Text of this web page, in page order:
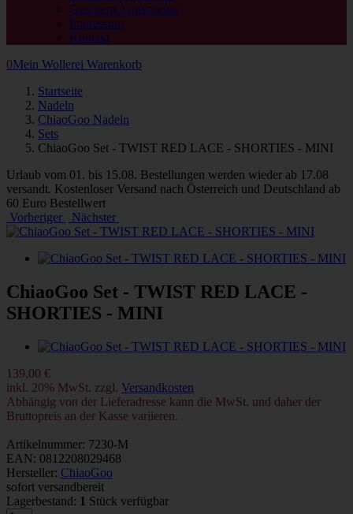
Geschenk Gutscheine
Impressum
Kontakt
0Mein Wollerei Warenkorb
Startseite
Nadeln
ChiaoGoo Nadeln
Sets
ChiaoGoo Set - TWIST RED LACE - SHORTIES - MINI
Urlaub vom 01. bis 15.08. Bestellungen werden wieder ab 17.08
versandt. Kostenloser Versand nach Österreich und Deutschland ab
60 Euro Bestellwert
Vorheriger
Nächster
ChiaoGoo Set - TWIST RED LACE -
SHORTIES - MINI
139,00 €
inkl. 20% MwSt. zzgl. Versandkosten
Abhängig von der Lieferadresse kann die MwSt. und daher der
Bruttopreis an der Kasse variieren.
Artikelnummer: 7230-M
EAN: 0812208029468
Hersteller: ChiaoGoo
sofort versandbereit
Lagerbestand: 1 Stück verfügbar